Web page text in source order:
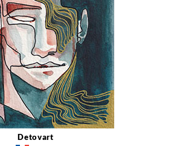
Detovart